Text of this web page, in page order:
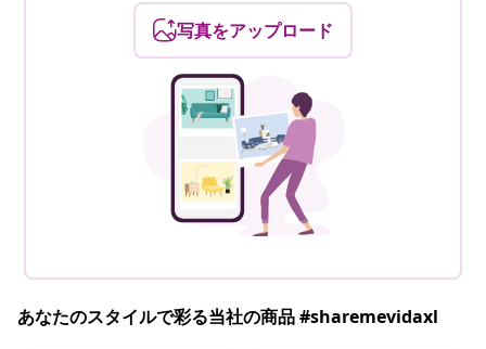
写真をアップロード
あなたのスタイルで彩る当社の商品 #sharemevidaxl